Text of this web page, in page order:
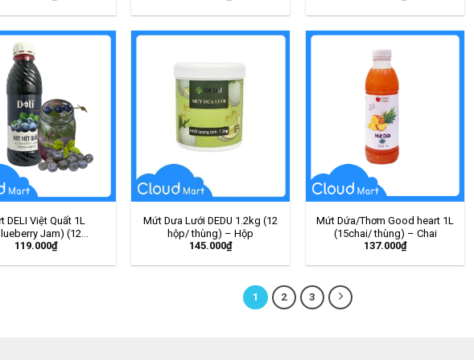
DELI Việt Quất 1L
Jam) (12
thùng) – Chai
119.000₫
Mứt Dưa Lưới DEDU 1.2kg (12
hộp/ thùng) – Hộp
145.000₫
Mứt Dứa/Thơm Good heart 1L
(15chai/ thùng) – Chai
137.000₫
1 2 3